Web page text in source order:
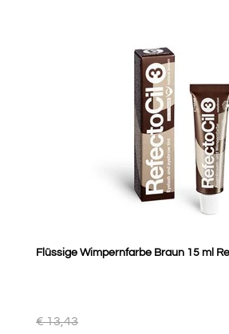
Flüssige Wimpernfarbe Braun 15 ml
€ 13,43